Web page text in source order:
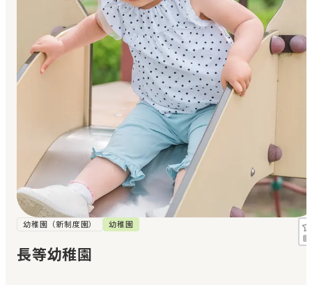
地域から探す
マイページ
お気に入り
見学日記
メッセージ
おすすめの園
幼稚園（新制度園） 幼稚園
長等幼稚園